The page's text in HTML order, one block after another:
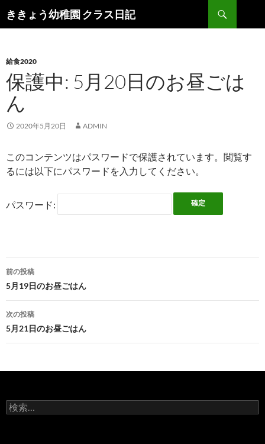
ききょう幼稚園 クラス日記
索
ン
ツ
へ
ス
キ
ッ
給食2020
保護中: 5月20日のお昼ごは
ん
2020年5月20日 ADMIN
このコンテンツはパスワードで保護されています。閲覧す
るには以下にパスワードを入力してください。
パスワード:
投
稿
ナ
ゲ
シ
前の投稿
5月19日のお昼ごはん
次の投稿
5月21日のお昼ごはん
検
索